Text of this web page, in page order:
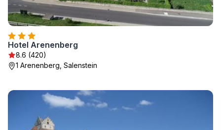
Hotel Arenenberg
8.6 (420)
1 Arenenberg, Salenstein